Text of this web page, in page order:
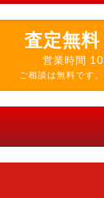
査定無料
営業時間
ご相談は無料です